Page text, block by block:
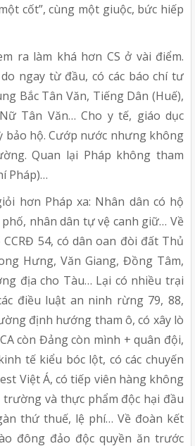
cốt”, cùng một giuộc, bức hiếp
ra làm khá hơn CS ở vài điểm.
ngay từ đầu, có các báo chí tư
Bắc Tân Văn, Tiếng Dân (Huế),
Tân Văn… Cho y tế, giáo dục
bảo hộ. Cướp nước nhưng không
Quan lại Pháp không tham
Pháp)…
hơn Pháp xa: Nhân dân có hộ
nhân dân tự vệ canh giữ… Về
54, có dân oan đòi đất Thủ
Hưng, Văn Giang, Đồng Tâm,
địa cho Tàu… Lại có nhiều trại
điều luật an ninh rừng 79, 88,
định hướng tham ô, có xây lò
còn Đảng còn mình + quân đội,
tế kiểu bóc lột, có các chuyến
Việt Á, có tiếp viên hàng không
và thực phẩm độc hại đầu
thứ thuế, lệ phí… Về đoàn kết
đông đảo độc quyền ăn trước